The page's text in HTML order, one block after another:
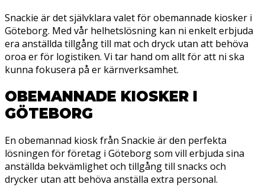
Snackie är det självklara valet för obemannade kiosker i
Göteborg. Med vår helhetslösning kan ni enkelt erbjuda
era anställda tillgång till mat och dryck utan att behöva
oroa er för logistiken. Vi tar hand om allt för att ni ska
kunna fokusera på er kärnverksamhet.
OBEMANNADE KIOSKER I
GÖTEBORG
En obemannad kiosk från Snackie är den perfekta
lösningen för företag i Göteborg som vill erbjuda sina
anställda bekvämlighet och tillgång till snacks och
drycker utan att behöva anställa extra personal.